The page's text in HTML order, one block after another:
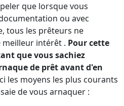
que lorsque vous
ou avec
tous les prêteurs ne
intérêt . Pour cette
que vous sachiez
de prêt avant d'en
les moyens les plus courants
de vous arnaquer :